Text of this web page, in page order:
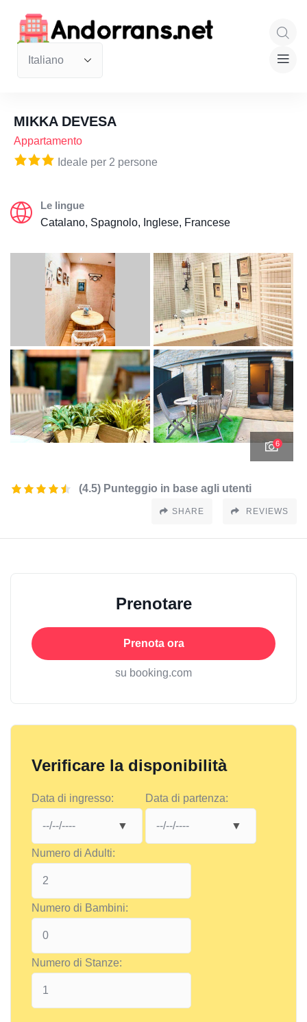
MIKKA DEVESA
Appartamento
Ideale per 2 persone
Le lingue
Catalano, Spagnolo, Inglese, Francese
6
(4.5) Punteggio in base agli utenti
SHARE REVIEWS
Prenotare
Prenota ora
su booking.com
Verificare la disponibilità
Data di ingresso: Data di partenza:
Numero di Adulti:
Numero di Bambini:
Numero di Stanze: